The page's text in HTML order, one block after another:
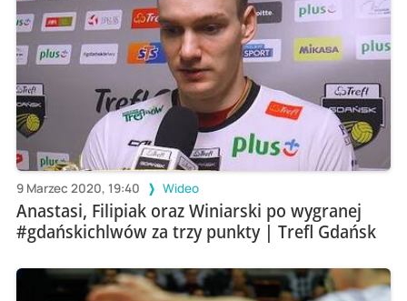
9 Marzec 2020, 19:40 Wideo
Anastasi, Filipiak oraz Winiarski po wygranej
#gdańskichlwów za trzy punkty | Trefl Gdańsk